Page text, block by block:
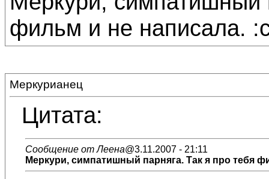
фильм и не написала.
Меркурианец
Цитата:
Сообщение от Леена@3.11.2007 - 21:11
Меркури, симпатишный парняга. Так я про тебя